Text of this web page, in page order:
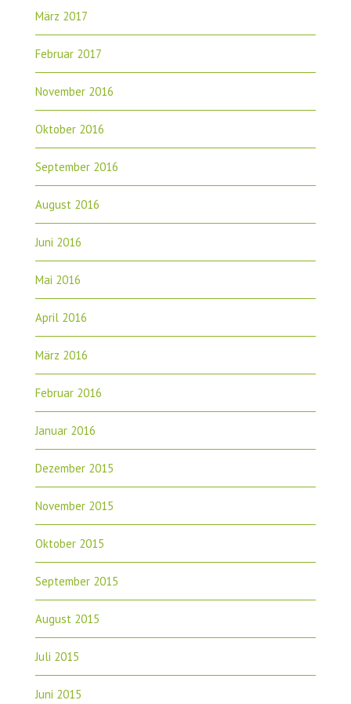
März 2017
Februar 2017
November 2016
Oktober 2016
September 2016
August 2016
Juni 2016
Mai 2016
April 2016
März 2016
Februar 2016
Januar 2016
Dezember 2015
November 2015
Oktober 2015
September 2015
August 2015
Juli 2015
Juni 2015